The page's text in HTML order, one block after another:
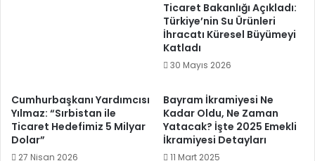
Ticaret Bakanlığı Açıkladı:
Türkiye’nin Su Ürünleri
İhracatı Küresel Büyümeyi
Katladı
30 Mayıs 2026
Cumhurbaşkanı Yardımcısı
Yılmaz: “Sırbistan ile
Ticaret Hedefimiz 5 Milyar
Dolar”
27 Nisan 2026
Bayram İkramiyesi Ne
Kadar Oldu, Ne Zaman
Yatacak? İşte 2025 Emekli
İkramiyesi Detayları
11 Mart 2025